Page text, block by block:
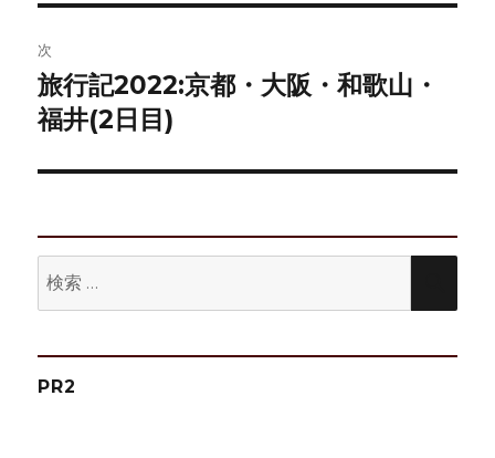
ビ
ゲ
ー
シ
ン
投
稿:
次
次
の
稿:
旅行記2022:京都・大阪・和歌山・
福井(2日目)
索
PR2